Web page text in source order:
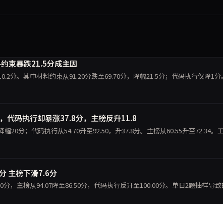
束暴跌21.5分成主因
分。其中材料约束从91.20分跌至69.70分，降幅21.5分；代码执行仅降1分
代码执行却暴涨37.8分，主榜反升11.8
20分；代码执行从54.70升至92.50，升37.8分。主榜从60.55升至72.34。
主榜下滑7.6分
，主榜从94.07降至86.50分，代码执行反升至100.00分。单日2题抽样导